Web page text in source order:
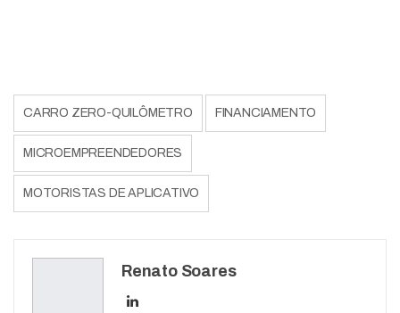
CARRO ZERO-QUILÔMETRO FINANCIAMENTO
MICROEMPREENDEDORES
MOTORISTAS DE APLICATIVO
Renato Soares